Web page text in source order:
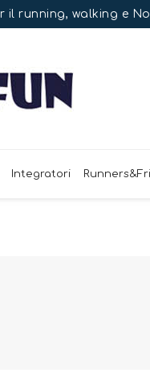
running, walking e
Integratori